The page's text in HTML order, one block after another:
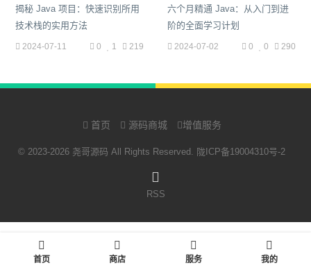
揭秘 Java 项目：快速识别所用
技术栈的实用方法
2024-07-11 219
1
0
六个月精通 Java：从入门到进
阶的全面学习计划
2024-07-02 290
0
0
首页 源码商城 增值服务
© 2023-2026 尧哥源码 All Rights Reserved. 陇ICP备19004310号-2
RSS
首页 商店 服务 我的